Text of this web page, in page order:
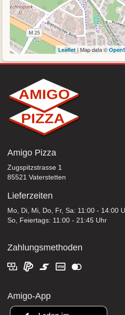
Leaflet| Map data ©
Amigo Pizza
Zugspitzstrasse 1
85521 Vaterstetten
Lieferzeiten
Mo, Di, Mi, Do, Fr, Sa: 11:00 - 14:00
So, Feiertags: 11:00 - 21:45 Uhr
Zahlungsmethoden
Amigo-App